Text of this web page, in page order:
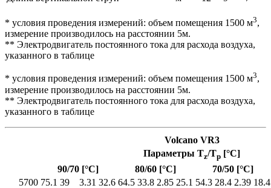
* условия проведения измерений: объем помещения 1500 м3,
измерение производилось на расстоянии 5м.
** Электродвигатель постоянного тока для расхода воздуха,
указанного в таблице
* условия проведения измерений: объем помещения 1500 м3,
измерение производилось на расстоянии 5м.
** Электродвигатель постоянного тока для расхода воздуха,
указанного в таблице
Volcano VR3
Параметры Tz/Tp [°C]
90/70 [°C]
80/60 [°C] 70/50 [°C]
5700 75.1 39 3.31 32.6 64.5 33.8 2.85 25.1 54.3 28.4 2.39 18.4